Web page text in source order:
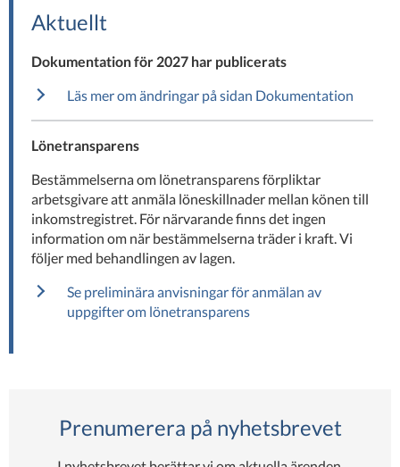
Aktuellt
Dokumentation för 2027 har publicerats
Läs mer om ändringar på sidan Dokumentation
Lönetransparens
Bestämmelserna om lönetransparens förpliktar
arbetsgivare att anmäla löneskillnader mellan könen till
inkomstregistret. För närvarande finns det ingen
information om när bestämmelserna träder i kraft. Vi
följer med behandlingen av lagen.
Se preliminära anvisningar för anmälan av
uppgifter om lönetransparens
Prenumerera på nyhetsbrevet